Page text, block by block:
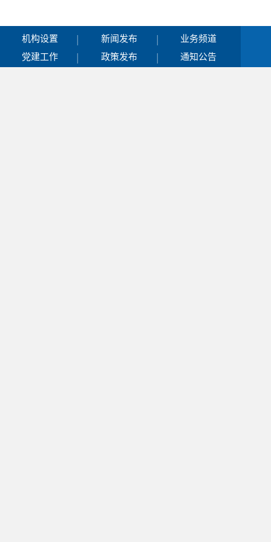
机构设置 | 新闻发布 |
业务频道
党建工作
| 政策发布 | 通知公告